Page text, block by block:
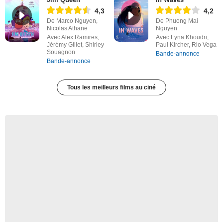
4,3
De Marco Nguyen,
Nicolas Athane
Avec Alex Ramires,
Jérémy Gillet, Shirley
Souagnon
Bande-annonce
4,2
De Phuong Mai
Nguyen
Avec Lyna Khoudri,
Paul Kircher, Rio Vega
Bande-annonce
Tous les meilleurs films au ciné